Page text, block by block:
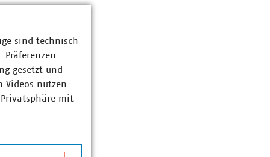
sind technisch
gesetzt und
Videos nutzen
mit